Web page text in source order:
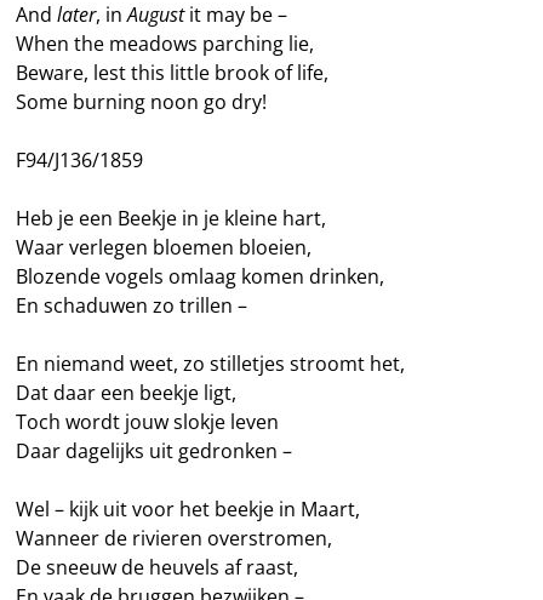
Andlater, inAugustit may be –
When the meadows parching lie,
Beware, lest this little brook of life,
Some burning noon go dry!
F94/J136/1859
Heb je een Beekje in je kleine hart,
Waar verlegen bloemen bloeien,
Blozende vogels omlaag komen drinken,
En schaduwen zo trillen –
En niemand weet, zo stilletjes stroomt het,
Dat daar een beekje ligt,
Toch wordt jouw slokje leven
Daar dagelijks uit gedronken –
Wel – kijk uit voor het beekje in Maart,
Wanneer de rivieren overstromen,
De sneeuw de heuvels af raast,